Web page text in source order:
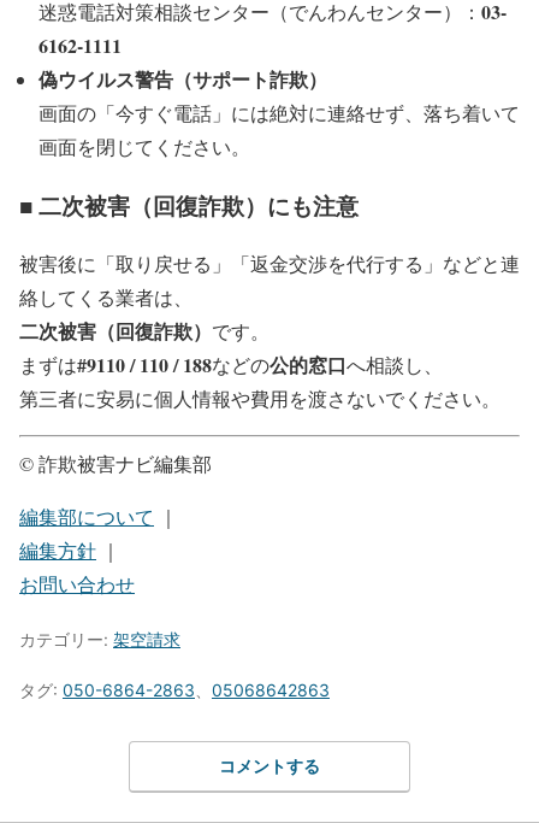
迷惑電話対策相談センター（でんわんセンター）： 03-
6162-1111
偽ウイルス警告（サポート詐欺）
画面の「今すぐ電話」には絶対に連絡せず、落ち着いて
画面を閉じてください。
■ 二次被害（回復詐欺）にも注意
被害後に「取り戻せる」「返金交渉を代行する」などと連
絡してくる業者は、
二次被害（回復詐欺） です。
まずは#9110 / 110 / 188などの公的窓口へ相談し、
第三者に安易に個人情報や費用を渡さないでください。
© 詐欺被害ナビ編集部
編集部について ｜
編集方針 ｜
お問い合わせ
カテゴリー: 架空請求
タグ: 050-6864-2863 05068642863
コメントする